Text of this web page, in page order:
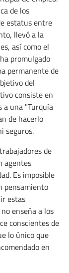
de los
estatus entre
llevó a la
así como el
promulgado
permanente de
del
consiste en
a una "Turquía
de hacerlo
seguros.
de
agentes
Es imposible
pensamiento
estas
enseña a los
conscientes de
lo único que
en